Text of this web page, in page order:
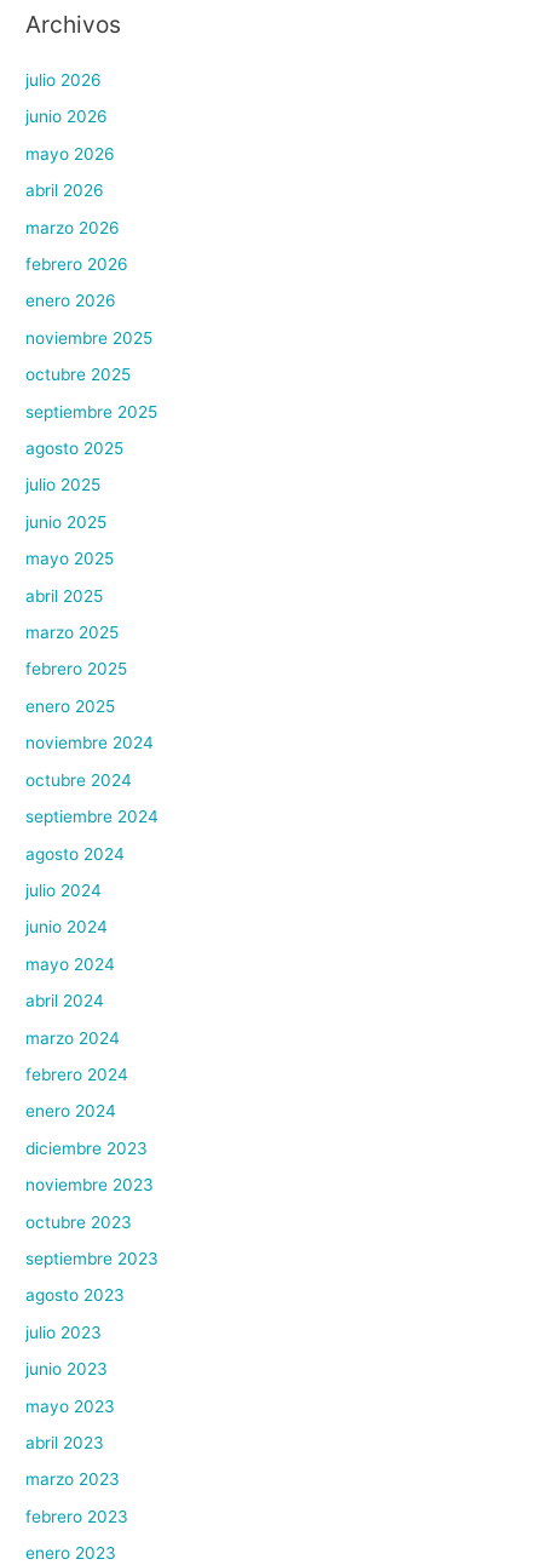
Archivos
julio 2026
junio 2026
mayo 2026
abril 2026
marzo 2026
febrero 2026
enero 2026
noviembre 2025
octubre 2025
septiembre 2025
agosto 2025
julio 2025
junio 2025
mayo 2025
abril 2025
marzo 2025
febrero 2025
enero 2025
noviembre 2024
octubre 2024
septiembre 2024
agosto 2024
julio 2024
junio 2024
mayo 2024
abril 2024
marzo 2024
febrero 2024
enero 2024
diciembre 2023
noviembre 2023
octubre 2023
septiembre 2023
agosto 2023
julio 2023
junio 2023
mayo 2023
abril 2023
marzo 2023
febrero 2023
enero 2023